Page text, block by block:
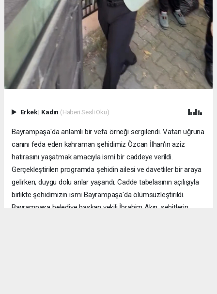
Erkek| Kadın (Haberi Sesli Oku)
Bayrampaşa'da anlamlı bir vefa örneği sergilendi. Vatan uğruna
canını feda eden kahraman şehidimiz Özcan İlhan'ın aziz
hatırasını yaşatmak amacıyla ismi bir caddeye verildi.
Gerçekleştirilen programda şehidin ailesi ve davetliler bir araya
gelirken, duygu dolu anlar yaşandı. Cadde tabelasının açılışıyla
birlikte şehidimizin ismi Bayrampaşa'da ölümsüzleştirildi.
Bayrampaşa belediye başkan vekili İbrahim Akın, şehitlerin